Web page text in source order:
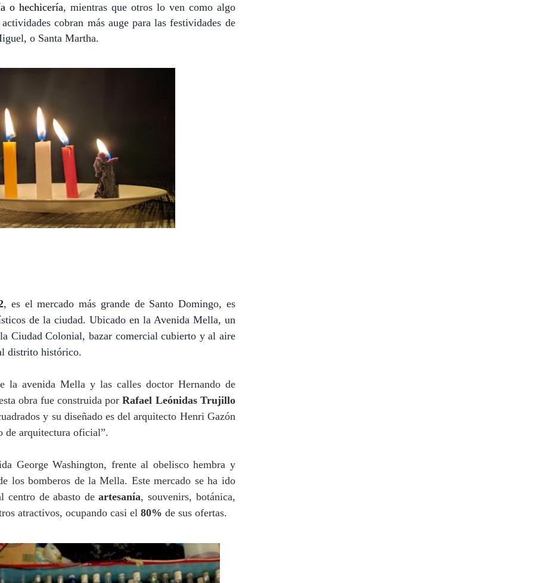
o hechicería, mientras que otros lo ven como algo
cobran más auge para las festividades de
o Santa Martha.
, es el mercado más grande de Santo Domingo, es
de la ciudad. Ubicado en la Avenida Mella, un
Ciudad Colonial, bazar comercial cubierto y al aire
distrito histórico.
la avenida Mella y las calles doctor Hernando de
obra fue construida porRafael Leónidas Trujillo
y su diseñado es del arquitecto Henri Gazón
de arquitectura oficial”.
George Washington, frente al obelisco hembra y
los bomberos de la Mella. Este mercado se ha ido
centro de abasto deartesanía, souvenirs, botánica,
atractivos, ocupando casi el 80% de sus ofertas.